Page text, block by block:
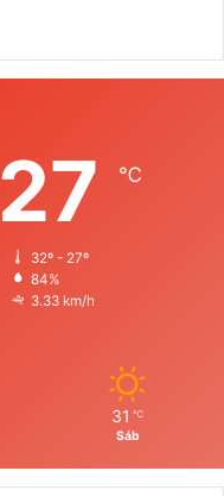
27 ℃
32º - 27º
84%
3.33 km/h
31 ℃
Sáb